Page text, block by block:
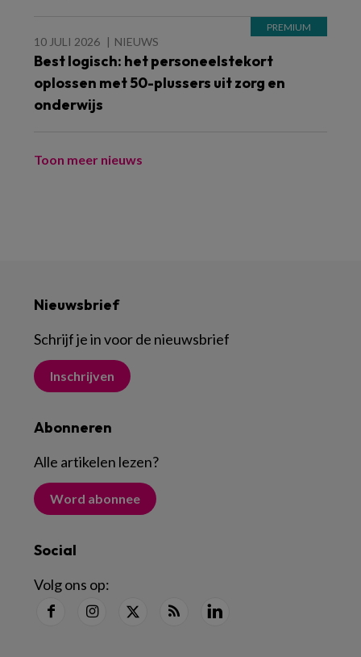
10 JULI 2026 NIEUWS
Best logisch: het personeelstekort
oplossen met 50-plussers uit zorg en
onderwijs
Toon meer nieuws
Nieuwsbrief
Schrijf je in voor de nieuwsbrief
Inschrijven
Abonneren
Alle artikelen lezen?
Word abonnee
Social
Volg ons op: